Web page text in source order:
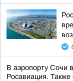
В аэропорту Сочи
Росавиация. Также